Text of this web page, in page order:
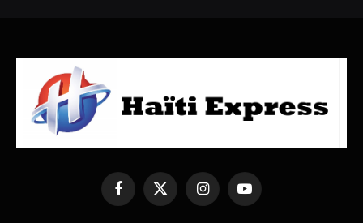
Facebook
X
(Twitter)
InstagramYouTube